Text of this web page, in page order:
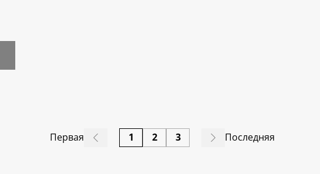
Первая 1 2 3 Последняя